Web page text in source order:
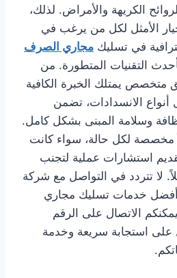
الروائح الكريهة والأمراض. لذلك،
الأمثل لكل من يرغب في
في تسليك مجاري الصرف
التقنيات المتطورة. من
متخصص يمتلك الخبرة الكافية
الانسدادات، تضمن
وسلامة المبنى بشكل كامل.
مخصصة لكل حالة، سواء كانت
استشارات عملية لتجنب
لا تتردد في التواصل مع شركة
أفضل خدمات تسليك مجاري
الاتصال على الرقم
للحصول على استجابة سريعة وخدمة